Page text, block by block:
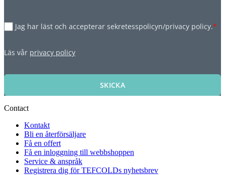
Jag har läst och accepterar sekretesspolicyn/privacy policy.*
Läs vår privacy policy
SKICKA
Contact
Kontakt
Bli en återförsäljare
Få en offert
Få en inloggning till webbshoppen
Service & anspråk
Registrera dig för TEFCOLDs nyhetsbrev